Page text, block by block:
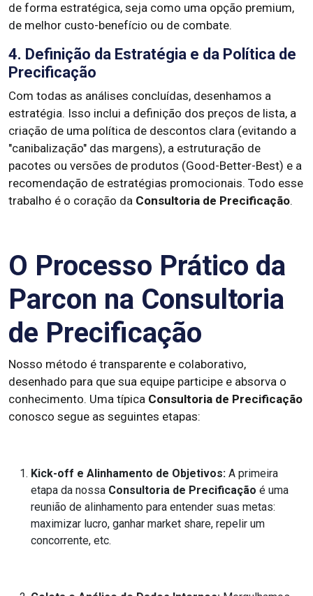
de forma estratégica, seja como uma opção premium,
de melhor custo-benefício ou de combate.
4. Definição da Estratégia e da Política de
Precificação
Com todas as análises concluídas, desenhamos a
estratégia. Isso inclui a definição dos preços de lista, a
criação de uma política de descontos clara (evitando a
"canibalização" das margens), a estruturação de
pacotes ou versões de produtos (Good-Better-Best) e a
recomendação de estratégias promocionais. Todo esse
trabalho é o coração da Consultoria de Precificação.
O Processo Prático da
Parcon na Consultoria
de Precificação
Nosso método é transparente e colaborativo,
desenhado para que sua equipe participe e absorva o
conhecimento. Uma típica Consultoria de Precificação
conosco segue as seguintes etapas:
Kick-off e Alinhamento de Objetivos: A primeira
etapa da nossa Consultoria de Precificação é uma
reunião de alinhamento para entender suas metas:
maximizar lucro, ganhar market share, repelir um
concorrente, etc.